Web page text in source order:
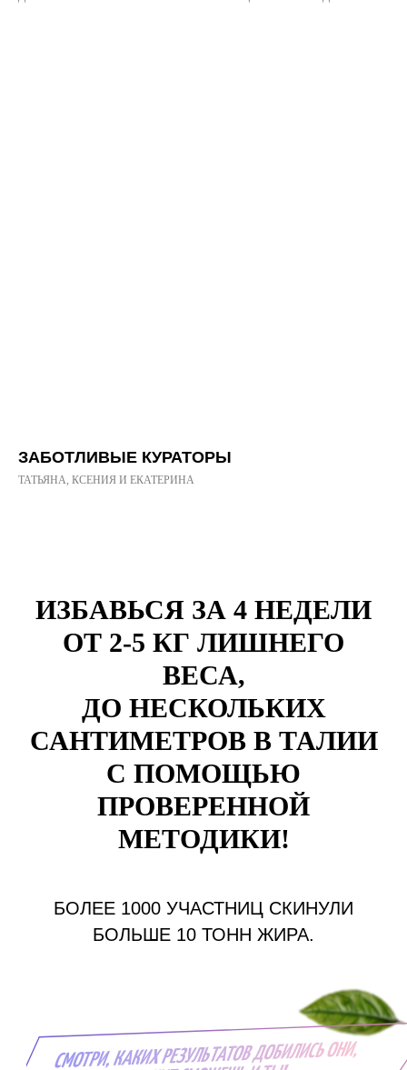
ЗАБОТЛИВЫЕ КУРАТОРЫ
ТАТЬЯНА, КСЕНИЯ И ЕКАТЕРИНА
ИЗБАВЬСЯ ЗА 4 НЕДЕЛИ
ОТ 2-5 КГ ЛИШНЕГО
ВЕСА,
ДО НЕСКОЛЬКИХ
САНТИМЕТРОВ В ТАЛИИ
С ПОМОЩЬЮ
ПРОВЕРЕННОЙ
МЕТОДИКИ!
БОЛЕЕ 1000 УЧАСТНИЦ СКИНУЛИ
БОЛЬШЕ 10 ТОНН ЖИРА.